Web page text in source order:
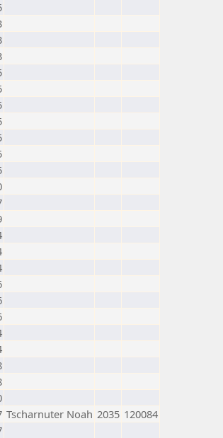
Tscharnuter Noah 2035 120084